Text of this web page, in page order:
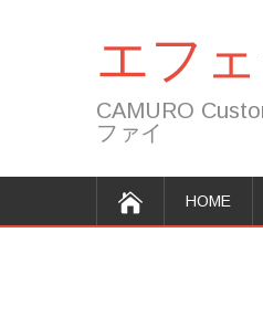
エフ
CAMURO
ファイ
HOME